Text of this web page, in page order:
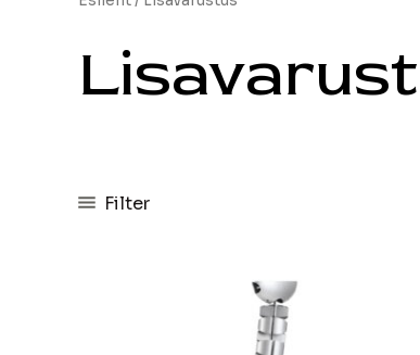
Filter